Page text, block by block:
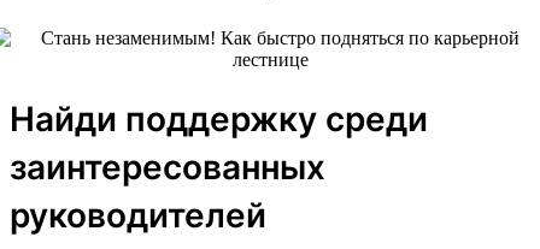
Найди поддержку среди
заинтересованных
руководителей